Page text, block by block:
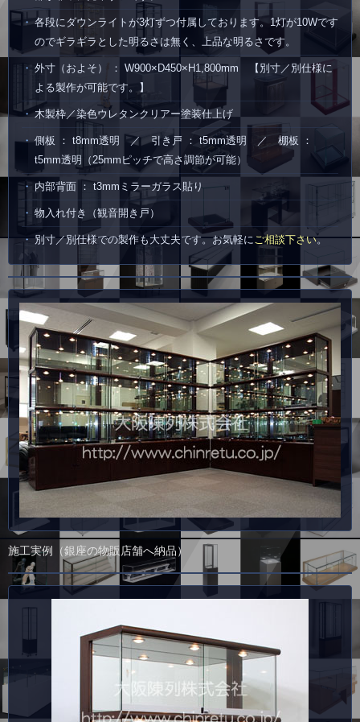
各段にダウンライトが3灯ずつ付属しております。1灯が10Wです
のでギラギラとした明るさは無く、上品な明るさです。
外寸（およそ） ： W900×D450×H1,800mm 【別寸／別仕様に
よる製作が可能です。】
木製枠／染色ウレタンクリアー塗装仕上げ
側板 ： t8mm透明 ／ 引き戸 ： t5mm透明 ／ 棚板 ：
t5mm透明（25mmピッチで高さ調節が可能）
内部背面 ： t3mmミラーガラス貼り
物入れ付き（観音開き戸）
別寸／別仕様での製作も大丈夫です。お気軽にご相談下さい。
施工実例（銀座の物販店舗へ納品）